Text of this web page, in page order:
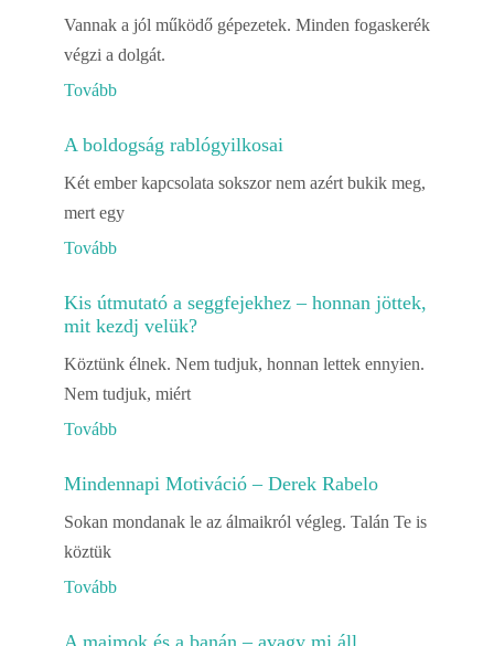
Vannak a jól működő gépezetek. Minden fogaskerék
végzi a dolgát.
Tovább
A boldogság rablógyilkosai
Két ember kapcsolata sokszor nem azért bukik meg,
mert egy
Tovább
Kis útmutató a seggfejekhez – honnan jöttek,
mit kezdj velük?
Köztünk élnek. Nem tudjuk, honnan lettek ennyien.
Nem tudjuk, miért
Tovább
Mindennapi Motiváció – Derek Rabelo
Sokan mondanak le az álmaikról végleg. Talán Te is
köztük
Tovább
A majmok és a banán – avagy mi áll